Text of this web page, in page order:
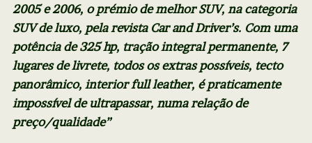
2005 e 2006, o prémio de melhor SUV, na categoria
SUV de luxo, pela revista Car and Driver’s. Com uma
potência de 325 hp, tração integral permanente, 7
lugares de livrete, todos os extras possíveis, tecto
panorâmico, interior full leather, é praticamente
impossível de ultrapassar, numa relação de
preço/qualidade”